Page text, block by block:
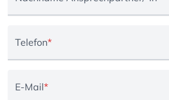
Telefon*
E-Mail*